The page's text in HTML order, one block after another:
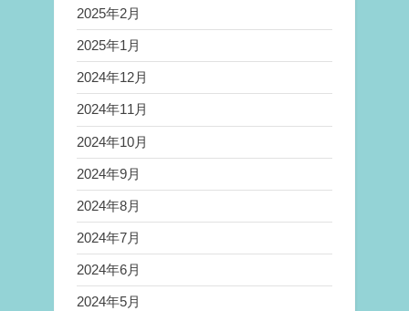
2025年2月
2025年1月
2024年12月
2024年11月
2024年10月
2024年9月
2024年8月
2024年7月
2024年6月
2024年5月